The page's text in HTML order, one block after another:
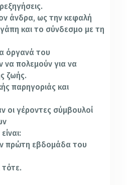
άνδρα, ως την κεφαλή
και το σύνδεσμο με τη
όργανά του
πολεμούν για να
ζωής.
παρηγοριάς και
οι γέροντες σύμβουλοί
πρώτη εβδομάδα του
τότε.